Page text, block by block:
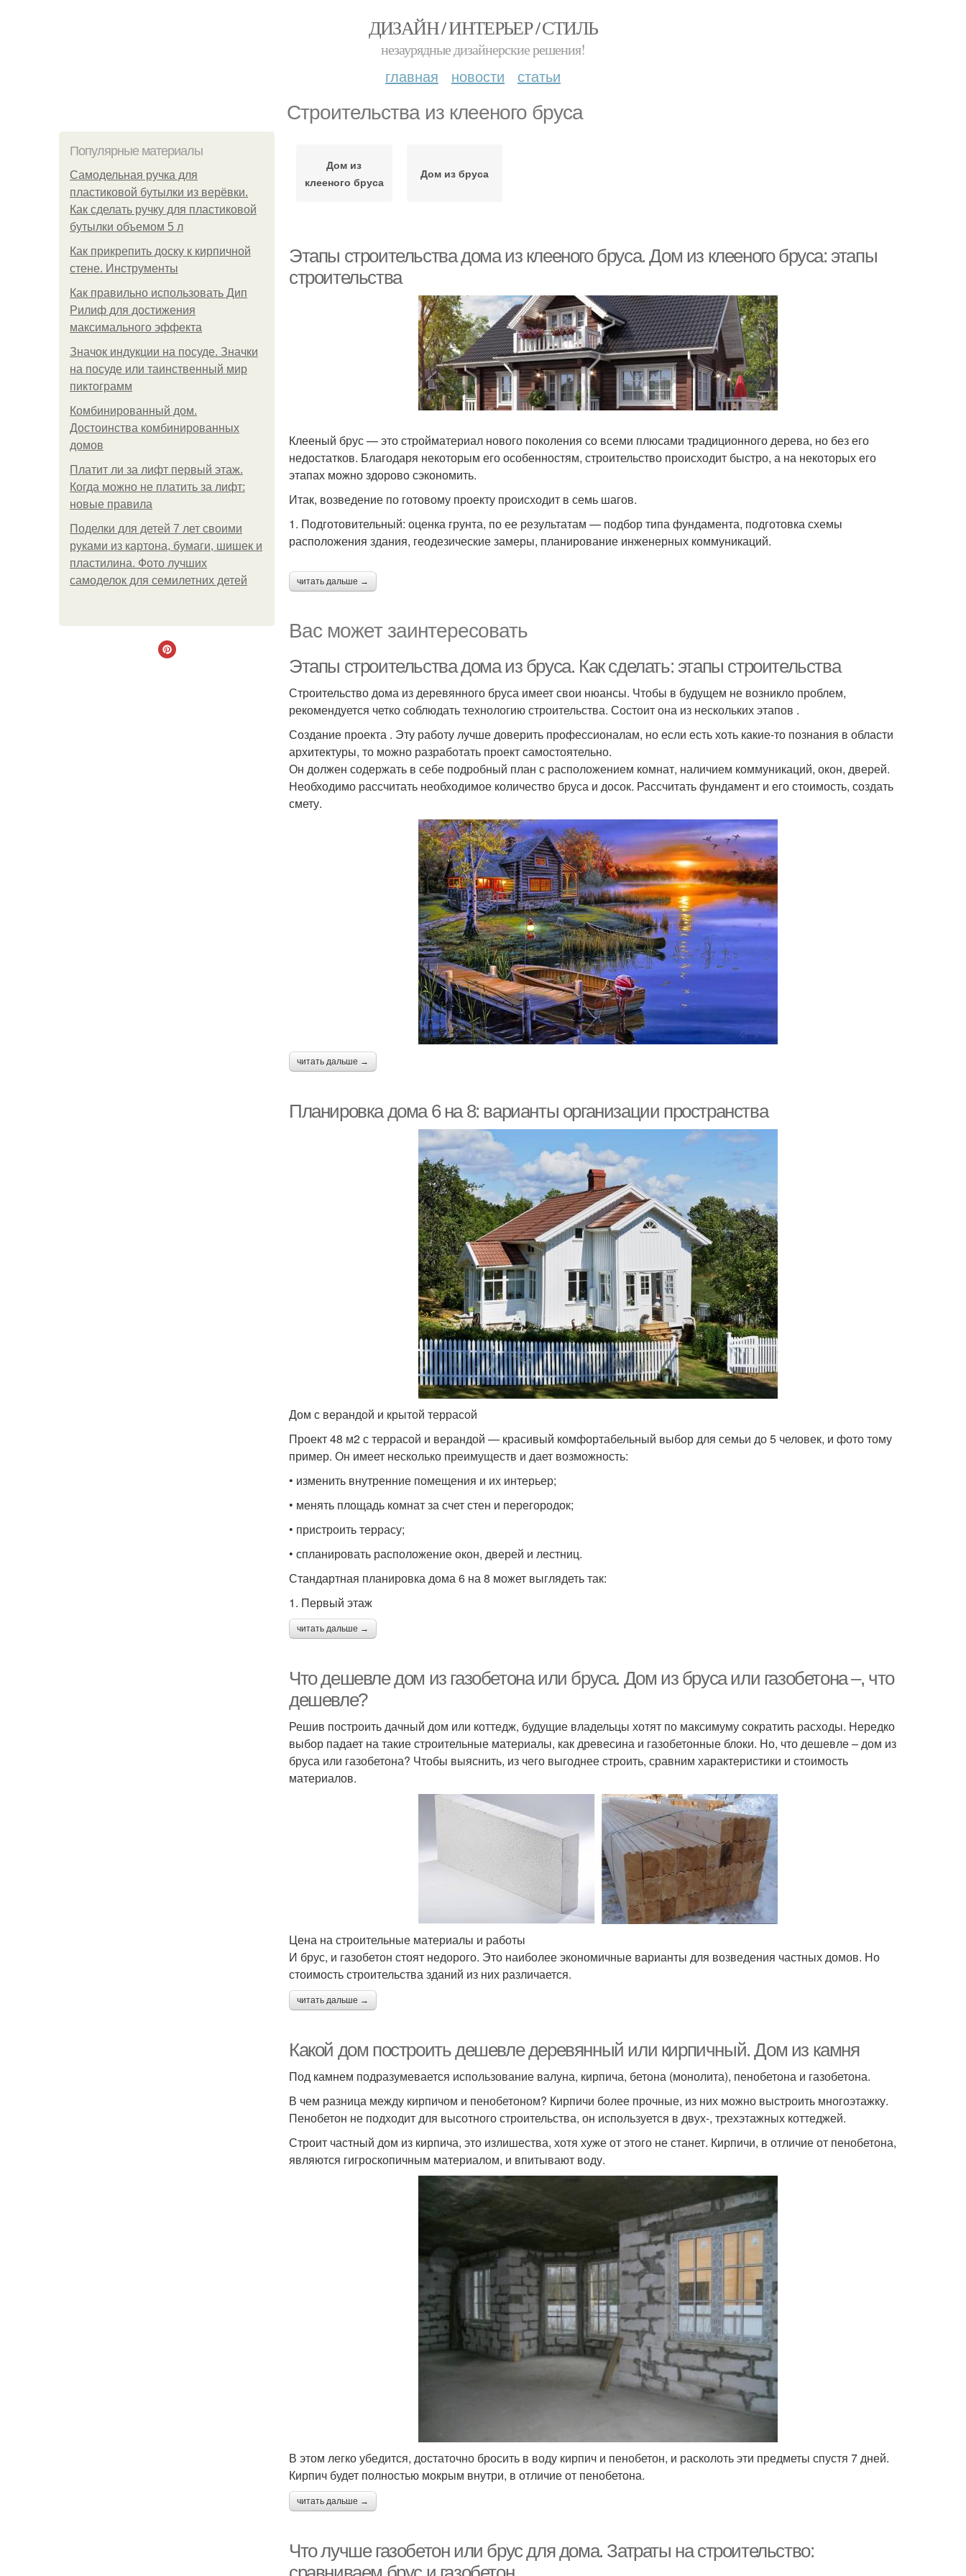
ДИЗАЙН / ИНТЕРЬЕР / СТИЛЬ
незаурядные дизайнерские решения!
главная новости статьи
Строительства из клееного бруса
Популярные материалы
Самодельная ручка для
пластиковой бутылки из верёвки.
Как сделать ручку для пластиковой
бутылки объемом 5 л
Как прикрепить доску к кирпичной
стене. Инструменты
Как правильно использовать Дип
Рилиф для достижения
максимального эффекта
Значок индукции на посуде. Значки
на посуде или таинственный мир
пиктограмм
Комбинированный дом.
Достоинства комбинированных
домов
Платит ли за лифт первый этаж.
Когда можно не платить за лифт:
новые правила
Поделки для детей 7 лет своими
руками из картона, бумаги, шишек и
пластилина. Фото лучших
самоделок для семилетних детей
Дом из
клееного бруса
Дом из бруса
Этапы строительства дома из клееного бруса. Дом из клееного бруса: этапы
строительства
Клееный брус — это стройматериал нового поколения со всеми плюсами традиционного дерева, но без его
недостатков. Благодаря некоторым его особенностям, строительство происходит быстро, а на некоторых его
этапах можно здорово сэкономить.
Итак, возведение по готовому проекту происходит в семь шагов.
1. Подготовительный: оценка грунта, по ее результатам — подбор типа фундамента, подготовка схемы
расположения здания, геодезические замеры, планирование инженерных коммуникаций.
читать дальше →
Вас может заинтересовать
Этапы строительства дома из бруса. Как сделать: этапы строительства
Строительство дома из деревянного бруса имеет свои нюансы. Чтобы в будущем не возникло проблем,
рекомендуется четко соблюдать технологию строительства. Состоит она из нескольких этапов .
Создание проекта . Эту работу лучше доверить профессионалам, но если есть хоть какие-то познания в области
архитектуры, то можно разработать проект самостоятельно.
Он должен содержать в себе подробный план с расположением комнат, наличием коммуникаций, окон, дверей.
Необходимо рассчитать необходимое количество бруса и досок. Рассчитать фундамент и его стоимость, создать
смету.
читать дальше →
Планировка дома 6 на 8: варианты организации пространства
Дом с верандой и крытой террасой
Проект 48 м2 с террасой и верандой — красивый комфортабельный выбор для семьи до 5 человек, и фото тому
пример. Он имеет несколько преимуществ и дает возможность:
• изменить внутренние помещения и их интерьер;
• менять площадь комнат за счет стен и перегородок;
• пристроить террасу;
• спланировать расположение окон, дверей и лестниц.
Стандартная планировка дома 6 на 8 может выглядеть так:
1. Первый этаж
читать дальше →
Что дешевле дом из газобетона или бруса. Дом из бруса или газобетона –, что
дешевле?
Решив построить дачный дом или коттедж, будущие владельцы хотят по максимуму сократить расходы. Нередко
выбор падает на такие строительные материалы, как древесина и газобетонные блоки. Но, что дешевле – дом из
бруса или газобетона? Чтобы выяснить, из чего выгоднее строить, сравним характеристики и стоимость
материалов.
Цена на строительные материалы и работы
И брус, и газобетон стоят недорого. Это наиболее экономичные варианты для возведения частных домов. Но
стоимость строительства зданий из них различается.
читать дальше →
Какой дом построить дешевле деревянный или кирпичный. Дом из камня
Под камнем подразумевается использование валуна, кирпича, бетона (монолита), пенобетона и газобетона.
В чем разница между кирпичом и пенобетоном? Кирпичи более прочные, из них можно выстроить многоэтажку.
Пенобетон не подходит для высотного строительства, он используется в двух-, трехэтажных коттеджей.
Строит частный дом из кирпича, это излишества, хотя хуже от этого не станет. Кирпичи, в отличие от пенобетона,
являются гигроскопичным материалом, и впитывают воду.
В этом легко убедится, достаточно бросить в воду кирпич и пенобетон, и расколоть эти предметы спустя 7 дней.
Кирпич будет полностью мокрым внутри, в отличие от пенобетона.
читать дальше →
Что лучше газобетон или брус для дома. Затраты на строительство: